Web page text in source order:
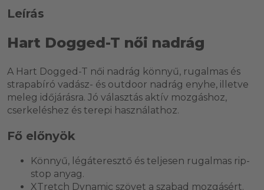
Leírás
Hart Dogged-T női nadrág
A Hart Dogged-T női nadrág könnyű, rugalmas és
strapabíró vadász- és outdoor nadrág enyhe, illetve
meleg időjárásra. Jó választás aktív mozgáshoz,
cserkeléshez és terepi használathoz.
Fő előnyök
Könnyű, légáteresztő és teljesen rugalmas rip-
stop anyag.
XTretch Dynamic szövet a szabad mozgásért.